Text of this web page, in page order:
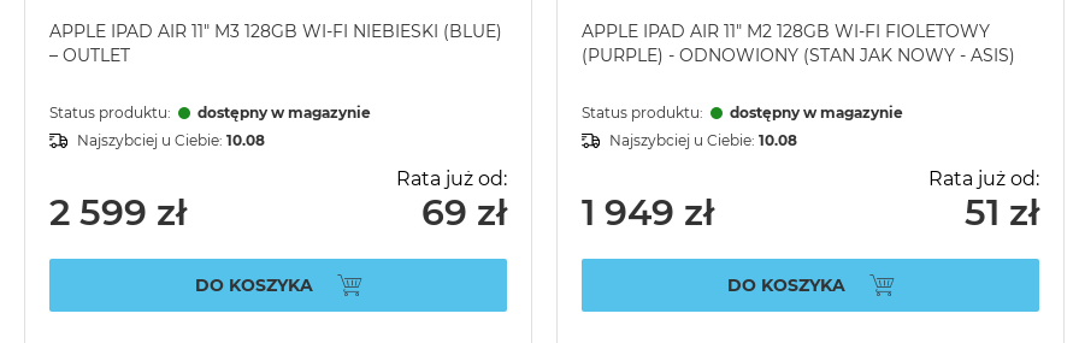
APPLE IPAD AIR 11" M3 128GB WI-FI NIEBIESKI (BLUE)
– OUTLET
Status produktu:
dostępny w magazynie
Najszybciej u Ciebie: 10.08
2 599 zł
Rata już od:
69 zł
DO KOSZYKA
APPLE IPAD AIR 11" M2 128GB WI-FI FIOLETOWY
(PURPLE) - ODNOWIONY (STAN JAK NOWY - ASIS)
Status produktu:
dostępny w magazynie
Najszybciej u Ciebie: 10.08
1 949 zł
Rata już od:
51 zł
DO KOSZYKA